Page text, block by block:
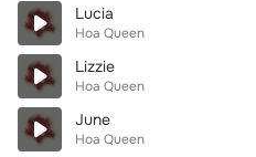
Lucia
Hoa Queen
Lizzie
Hoa Queen
June
Hoa Queen